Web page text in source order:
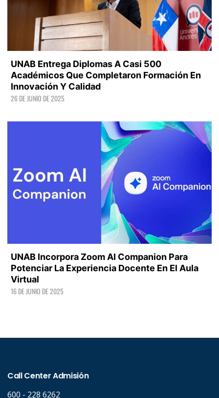
UNAB Entrega Diplomas A Casi 500
Académicos Que Completaron Formación En
Innovación Y Calidad
26 DE JUNIO DE 2025
UNAB Incorpora Zoom AI Companion Para
Potenciar La Experiencia Docente En El Aula
Virtual
16 DE JUNIO DE 2025